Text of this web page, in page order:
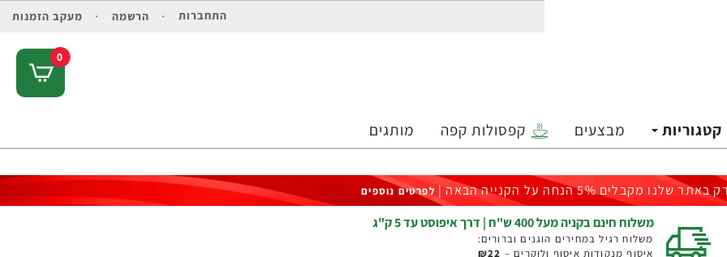
התחברות הרשמה מעקב הזמנות
0
קטגוריות מבצעים קפסולות קפה מותגים
באתר שלנו מקבלים 5% הנחה על הקנייה הבאה | לפרטים נוספים
משלוח חינם בקניה מעל 400 ש"ח | דרך איפוסט עד 5 ק"ג
משלוח רגיל במחירים הוגנים וברורים:
איסוף מנקודות איסוף ולוקרים – ₪22